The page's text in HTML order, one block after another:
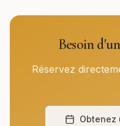
Besoin
Réservez
Obtenez